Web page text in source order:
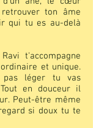
ton âme
qui tu es au-delà
t'accompagne
et unique.
pas léger tu vas
en douceur il
Peut-être même
si doux tu te